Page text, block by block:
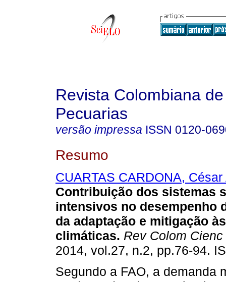
Revista Colombiana
Pecuarias
versão impressa ISSN 0120-
Resumo
CUARTAS CARDONA, César
Contribuição dos sistemas
intensivos no desempenho
da adaptação e mitigação
climáticas. Rev Colom
2014, vol.27, n.2, pp.76-94.
Segundo a FAO, a demanda